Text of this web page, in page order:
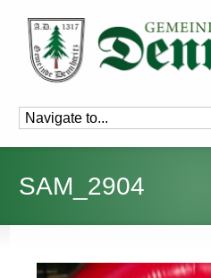
SAM_2904